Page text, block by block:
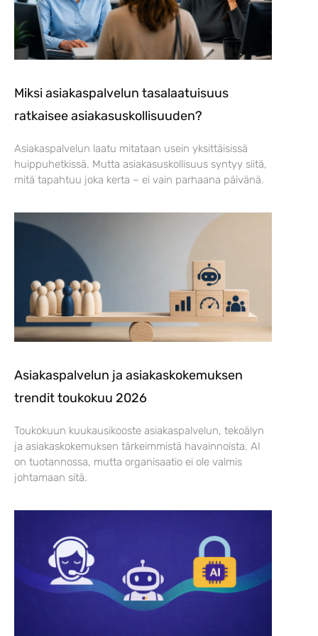
Miksi asiakaspalvelun tasalaatuisuus
ratkaisee asiakasuskollisuuden?
Asiakaspalvelun laatu mitataan usein yksittäisissä
huippuhetkissä. Mutta asiakasuskollisuus syntyy siitä,
mitä tapahtuu joka kerta – ei vain parhaana päivänä.
Asiakaspalvelun ja asiakaskokemuksen
trendit toukokuu 2026
Toukokuun kuukausikooste asiakaspalvelun, tekoälyn
ja asiakaskokemuksen tärkeimmistä havainnoista. AI
on tuotannossa, mutta organisaatio ei ole valmis
johtamaan sitä.